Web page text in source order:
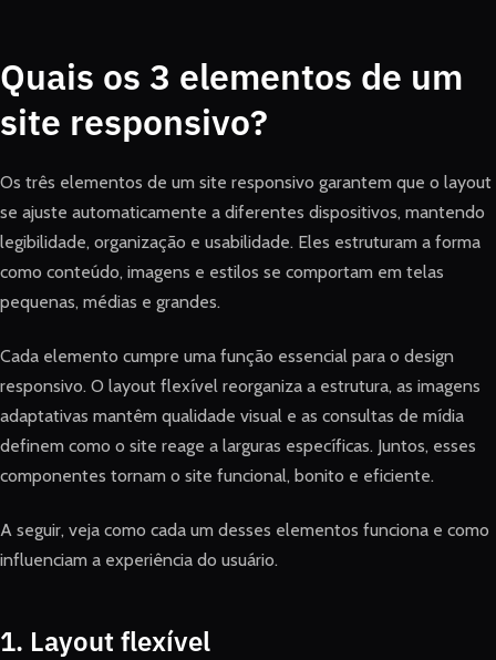
Quais os 3 elementos de um
site responsivo?
Os três elementos de um site responsivo garantem que o layout
se ajuste automaticamente a diferentes dispositivos, mantendo
legibilidade, organização e usabilidade. Eles estruturam a forma
como conteúdo, imagens e estilos se comportam em telas
pequenas, médias e grandes.
Cada elemento cumpre uma função essencial para o design
responsivo. O layout flexível reorganiza a estrutura, as imagens
adaptativas mantêm qualidade visual e as consultas de mídia
definem como o site reage a larguras específicas. Juntos, esses
componentes tornam o site funcional, bonito e eficiente.
A seguir, veja como cada um desses elementos funciona e como
influenciam a experiência do usuário.
1. Layout flexível